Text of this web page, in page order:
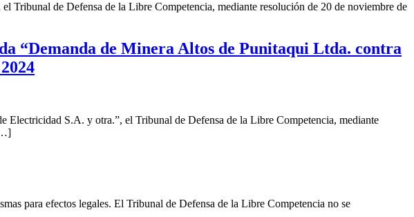
Tribunal de Defensa de la Libre Competencia, mediante resolución de 20 de noviembre de
“Demanda de Minera Altos de Punitaqui Ltda. contra
S.A. y otra.”, el Tribunal de Defensa de la Libre Competencia, mediante
para efectos legales. El Tribunal de Defensa de la Libre Competencia no se